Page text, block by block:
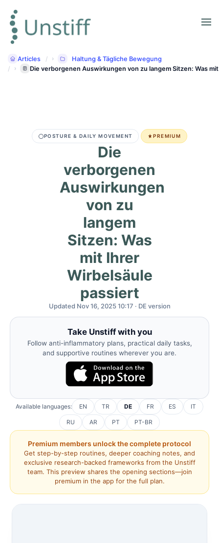
Articles
Haltung & Tägliche Bewegung
Die verborgenen Auswirkungen von zu langem Sitzen: Was
POSTURE & DAILY MOVEMENT PREMIUM
Die
verborgenen
Auswirkungen
von zu
langem
Sitzen: Was
mit Ihrer
Wirbelsäule
passiert
Updated Nov 16, 2025 10:17 · DE version
Take Unstiff with you
Follow anti-inflammatory plans, practical daily tasks,
and supportive routines wherever you are.
Available languages: EN TR DE FR ES IT
RU AR PT PT-BR
Premium members unlock the complete protocol
Get step-by-step routines, deeper coaching notes, and
exclusive research-backed frameworks from the Unstiff
team. This preview shares the opening sections—join
premium in the app for the full plan.